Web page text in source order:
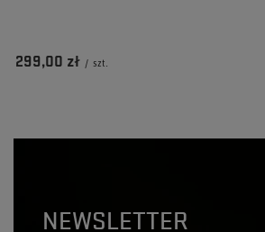
299,00 zł / szt.
NEWSLETTER